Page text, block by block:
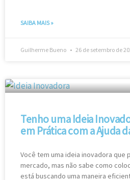
SAIBA MAIS »
Guilherme Bueno 26 de setembro de
Tenho uma Ideia
em Prática com a Ajuda
Você tem uma ideia inovadora que
mercado, mas não sabe como
está buscando uma maneira